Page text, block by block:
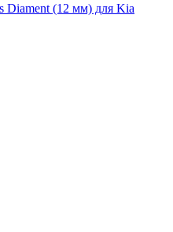
Diament (12 мм) для Kia